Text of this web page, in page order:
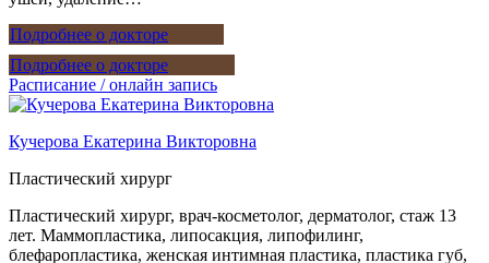
Подробнее о докторе
Подробнее о докторе
Расписание / онлайн запись
Кучерова Екатерина Викторовна
Пластический хирург
Пластический хирург, врач-косметолог, дерматолог, стаж 13
лет. Маммопластика, липосакция, липофилинг,
блефаропластика, женская интимная пластика, пластика губ,